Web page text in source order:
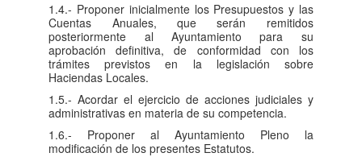
1.4.- Proponer inicialmente los Presupuestos y las
Cuentas Anuales, que serán remitidos
posteriormente al Ayuntamiento para su
aprobación definitiva, de conformidad con los
trámites previstos en la legislación sobre
Haciendas Locales.
1.5.- Acordar el ejercicio de acciones judiciales y
administrativas en materia de su competencia.
1.6.- Proponer al Ayuntamiento Pleno la
modificación de los presentes Estatutos.